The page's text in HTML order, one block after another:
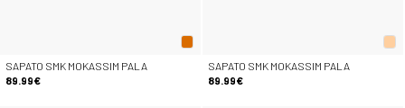
SAPATO SMK MOKASSIM PALA
89.99€
SAPATO SMK MOKASSIM PALA
89.99€